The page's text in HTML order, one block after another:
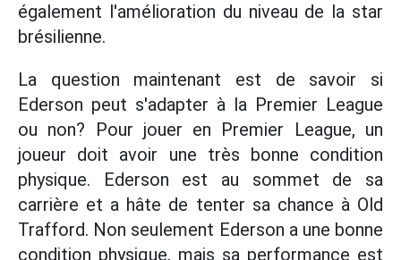
également l'amélioration du niveau de la star
brésilienne.
La question maintenant est de savoir si
Ederson peut s'adapter à la Premier League
ou non? Pour jouer en Premier League, un
joueur doit avoir une très bonne condition
physique. Ederson est au sommet de sa
carrière et a hâte de tenter sa chance à Old
Trafford. Non seulement Ederson a une bonne
condition physique, mais sa performance est